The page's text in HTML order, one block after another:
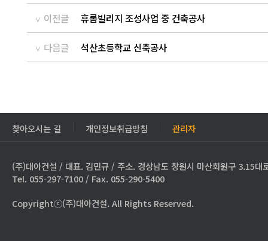
이전글 휴롬빌리지 조성사업 중 건축공사
다음글 석산초등학교 신축공사
찾아오시는 길 개인정보취급방침 관리자
(주)대아건설 / 대표. 김민규 / 주소. 경상남도 창원시 마산회원구 3.15대
Tel. 055-297-7100 / Fax. 055-290-5400
Copyrightⓒ(주)대아건설. All Rights Reserved.